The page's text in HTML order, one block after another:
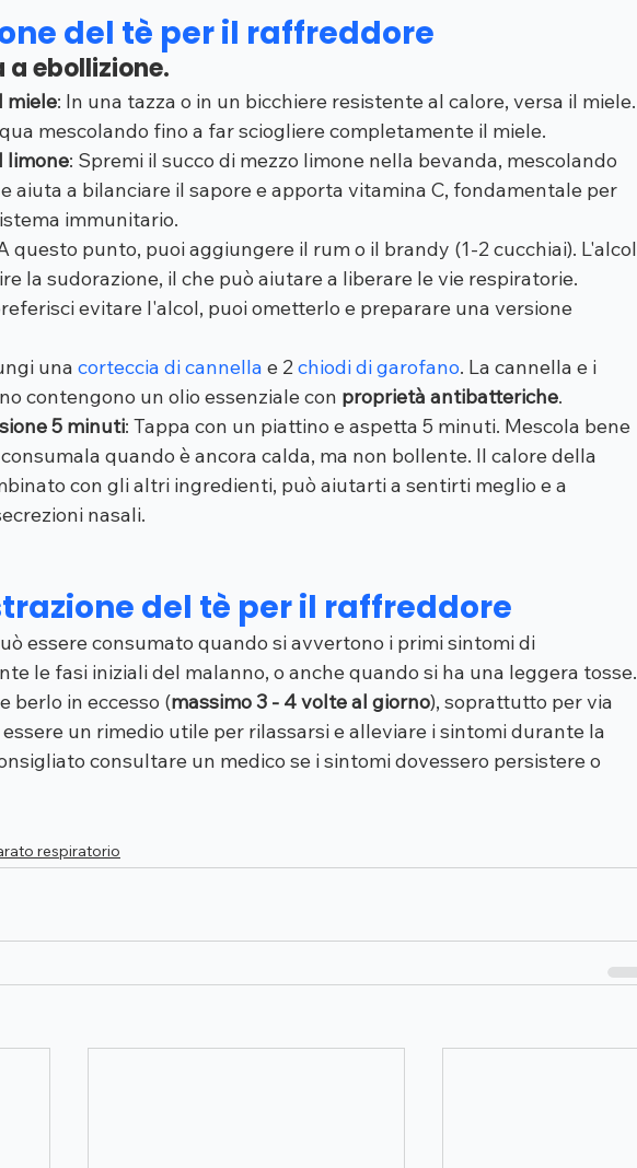
del tè per il raffreddore
ebollizione.
miele: In una tazza o in un bicchiere resistente al calore, versa il miele.
mescolando fino a far sciogliere completamente il miele.
limone: Spremi il succo di mezzo limone nella bevanda, mescolando
aiuta a bilanciare il sapore e apporta vitamina C, fondamentale per
immunitario.
questo punto, puoi aggiungere il rum o il brandy (1-2 cucchiai). L'alcol
la sudorazione, il che può aiutare a liberare le vie respiratorie.
evitare l'alcol, puoi ometterlo e preparare una versione
una corteccia di cannella e 2 chiodi di garofano. La cannella e i
contengono un olio essenziale con proprietà antibatteriche.
5 minuti: Tappa con un piattino e aspetta 5 minuti. Mescola bene
quando è ancora calda, ma non bollente. Il calore della
con gli altri ingredienti, può aiutarti a sentirti meglio e a
nasali.
del tè per il raffreddore
essere consumato quando si avvertono i primi sintomi di
le fasi iniziali del malanno, o anche quando si ha una leggera tosse.
berlo in eccesso (massimo 3 - 4 volte al giorno), soprattutto per via
un rimedio utile per rilassarsi e alleviare i sintomi durante la
consultare un medico se i sintomi dovessero persistere o
respiratorio